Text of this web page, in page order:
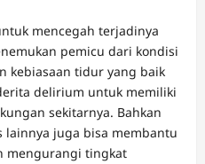
mencegah terjadinya
pemicu dari kondisi
kebiasaan tidur yang baik
delirium untuk memiliki
sekitarnya. Bahkan
lainnya juga bisa membantu
mengurangi tingkat